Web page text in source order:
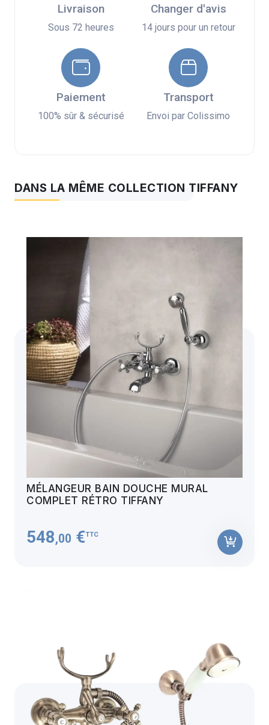
Livraison
Sous 72 heures
Changer d'avis
14 jours pour un retour
Paiement
100% sûr & sécurisé
Transport
Envoi par Colissimo
DANS LA MÊME COLLECTION TIFFANY
MÉLANGEUR BAIN DOUCHE MURAL
COMPLET RÉTRO TIFFANY
548,00 €TTC